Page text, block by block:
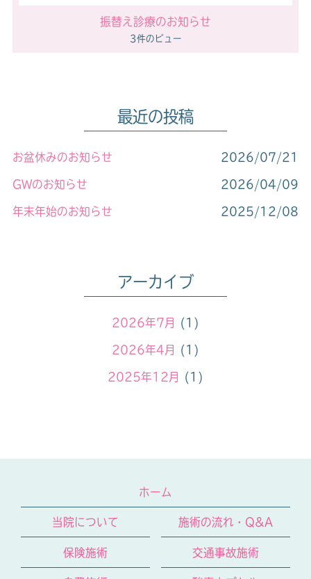
振替え診療のお知らせ
3件のビュー
最近の投稿
お盆休みのお知らせ 2026/07/21
GWのお知らせ 2026/04/09
年末年始のお知らせ​ 2025/12/08
アーカイブ
2026年7月 (1)
2026年4月 (1)
2025年12月 (1)
2025年4月(1)
2024年12月
2024年7月(1)
2024年4月(1)
ホーム
当院について 施術の流れ・Q&A
保険施術 交通事故施術